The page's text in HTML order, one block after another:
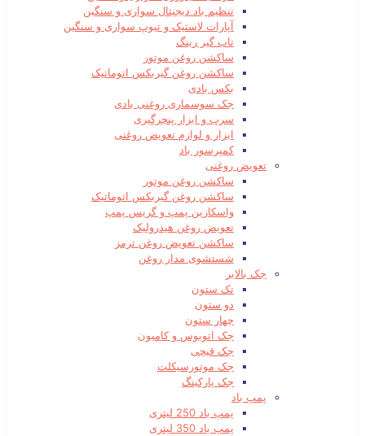
تنظیم باد دیجیتال سواری و سنگین
آپارات لاستیک و تیوپ سواری و سنگین
تاب گیر رینگ
ساکشن روغن موتور
ساکشن روغن گیربکس اتوماتیک
بکس بادی
جک سوسماری روغنی بادی
سرب و ابزار پنچرگیری
ابزار و لوازم تعویض روغنی
کمپرسور باد
تعویض روغنی
ساکشن روغن موتور
ساکشن روغن گیربکس اتوماتیک
واسکازین پمپ و گریس پمپ
تعویض روغن هیدرولیک
ساکشن تعویض روغن ترمز
شستشوی مدار روغن
جک بالابر
تک ستون
دو ستون
چهار ستون
جک اتوبوس و کامیون
جک قیچی
جک موتورسیکلت
جک پارکینگ
پمپ باد
پمپ باد 250 لیتری
پمپ باد 350 لیتری